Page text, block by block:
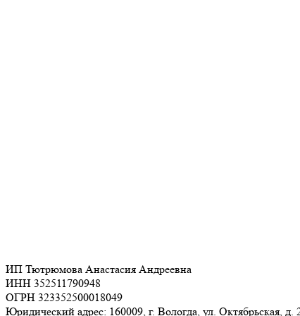
ИП Тютрюмова Анастасия Андреевна
ИНН 352511790948
ОГРН 323352500018049
Юридический адрес: 160009, г. Вологда, ул. Октябрьская, д.